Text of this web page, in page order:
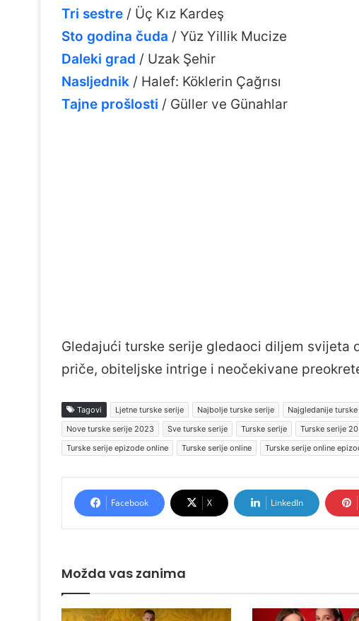
Tri sestre / Üç Kız Kardeş
Sto godina čuda / Yüz Yillik Mucize
Daleki grad / Uzak Şehir
Nasljednik / Halef: Köklerin Çağrısı
Tajne prošlosti / Güller ve Günahlar
Gledajući turske serije gledaoci diljem svijeta
priče, obiteljske intrige i neočekivane
Tagovi Ljetne turske serije Najbolje turske serije Najgledanije
Nove turske serije 2023
Sve turske serije Turske serije Turske serije
Turske serije epizode online
Turske serije online Turske serije online
Facebook X LinkedIn
Možda vas zanima